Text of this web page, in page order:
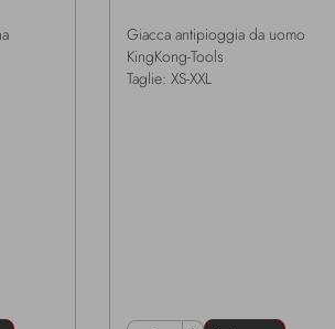
Giacca antipioggia da uomo
KingKong-Tools
Taglie: XS-XXL